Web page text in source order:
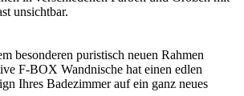
unsichtbar.
besonderen puristisch neuen Rahmen
F-BOX Wandnische hat einen edlen
Ihres Badezimmer auf ein ganz neues